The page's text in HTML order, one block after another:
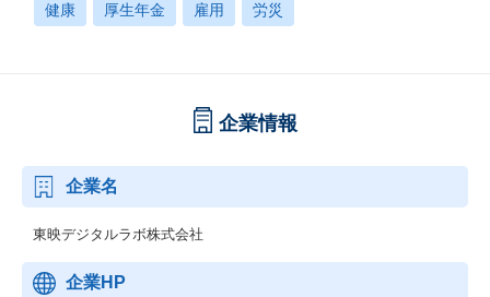
健康 厚生年金 雇用 労災
企業情報
企業名
東映デジタルラボ株式会社
企業HP